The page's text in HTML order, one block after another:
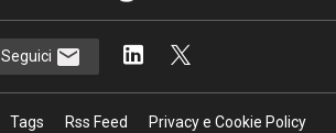
Seguici
Tags Rss Feed
Privacy e Cookie Policy